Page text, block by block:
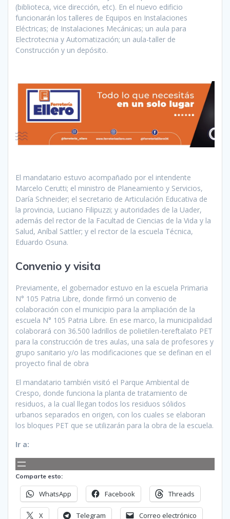
(biblioteca, vice dirección, etc). En el nuevo edificio
funcionarán los talleres de Equipos en Instalaciones
Eléctricas; de Instalaciones Mecánicas; un aula para
Electrotecnia y Automatización; un aula-taller de
Construcción y un depósito.
El mandatario estuvo acompañado por el intendente
Marcelo Cerutti; el ministro de Planeamiento y Servicios,
Daría Schneider; el secretario de Articulación Educativa de
la provincia, Luciano Filipuzzi; y autoridades de la Uader,
además del rector de la Facultad de Ciencias de la Vida y la
Salud, Aníbal Sattler; y el rector de la escuela Técnica,
Eduardo Osuna.
Convenio y visita
Previamente, el gobernador estuvo en la escuela Primaria
N° 105 Patria Libre, donde firmó un convenio de
colaboración con el municipio para la ampliación de la
escuela N° 105 Patria Libre. En ese marco, la municipalidad
colaborará con 36.500 ladrillos de polietilen-tereftalato PET
para la construcción de tres aulas, una sala de profesores y
grupo sanitario y/o las modificaciones que se definan en el
proyecto final de obra
El mandatario también visitó el Parque Ambiental de
Crespo, donde funciona la planta de tratamiento de
residuos, a la cual llegan todos los residuos sólidos
urbanos separados en origen, con los cuales se elaboran
los bloques PET que se utilizarán para la obra de la escuela.
Ir a:
Comparte esto:
WhatsApp Facebook Threads
X Telegram Correo electrónico